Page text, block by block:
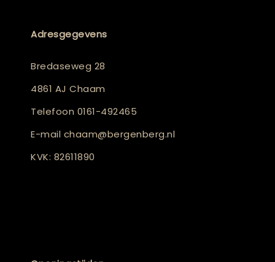
Adresgegevens
Bredaseweg 28
4861 AJ Chaam
Telefoon 0161-492465
E-mail chaam@bergenberg.nl
KVK: 82611890